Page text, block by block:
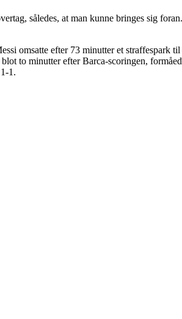
således, at man kunne bringes sig
omsatte efter 73 minutter et straffespark
to minutter efter Barca-scoringen,
1.